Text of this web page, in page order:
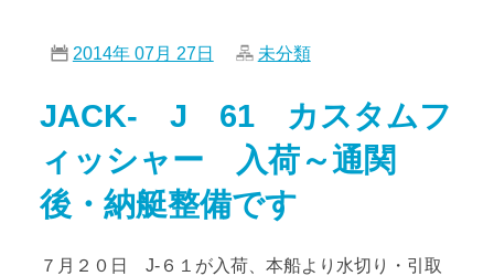
Company
会社紹介
アクセス
2014年 07月 27日 未分類
JACK- J 61 カスタムフ
ィッシャー 入荷～通関
後・納艇整備です
７月２０日 J-６１が入荷、本船より水切り・引取